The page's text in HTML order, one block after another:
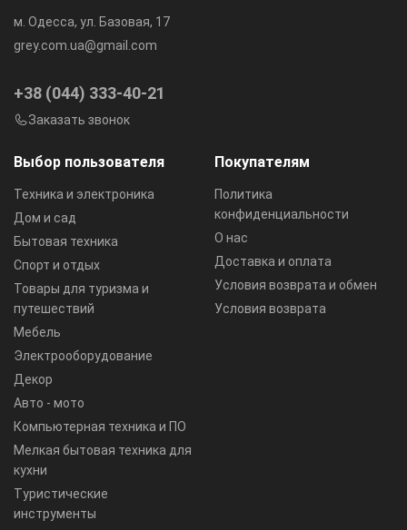
Выбор пользователя
Техника и электроника
Дом и сад
Бытовая техника
Спорт и отдых
Товары для туризма и
путешествий
Мебель
Электрооборудование
Декор
Авто - мото
Компьютерная техника и ПО
Мелкая бытовая техника для
кухни
Туристические
инструменты
Покупателям
Политика
конфиденциальности
О нас
Доставка и оплата
Условия возврата и обмен
Условия возврата
м. Одесса, ул. Базовая, 17
grey.com.ua@gmail.com
+38 (044) 333-40-21
Заказать звонок